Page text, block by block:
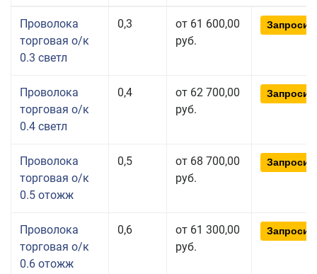
Проволока
торговая о/к
0.3 светл
0,3
от 61 600,00
руб.
Проволока
торговая о/к
0.4 светл
0,4
от 62 700,00
руб.
Проволока
торговая о/к
0.5 отожж
0,5
от 68 700,00
руб.
Проволока
торговая о/к
0.6 отожж
0,6
от 61 300,00
руб.